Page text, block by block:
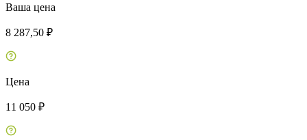
Ваша цена
8 287,50 ₽
Цена
11 050 ₽